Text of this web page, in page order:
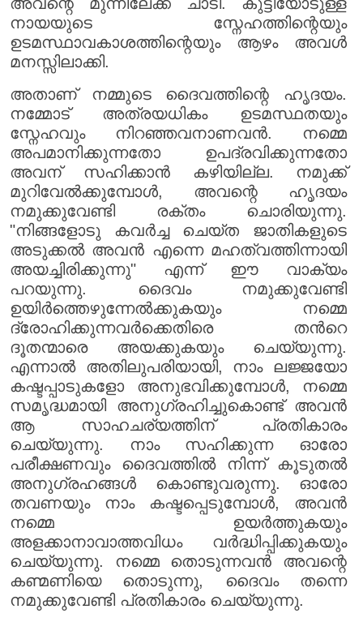
നായയുടെ സ്നേഹത്തിന്റെയും
ഉടമസ്ഥാവകാശത്തിന്റെയും ആഴം അവൾ
മനസ്സിലാക്കി.
അതാണ് നമ്മുടെ ദൈവത്തിന്റെ ഹൃദയം.
നമ്മോട് അത്രയധികം ഉടമസ്ഥതയും
സ്നേഹവും നിറഞ്ഞവനാണവൻ. നമ്മെ
അപമാനിക്കുന്നതോ ഉപദ്രവിക്കുന്നതോ
അവന് സഹിക്കാൻ കഴിയില്ല. നമുക്ക്
മുറിവേൽക്കുമ്പോൾ, അവന്റെ ഹൃദയം
നമുക്കുവേണ്ടി രക്തം ചൊരിയുന്നു.
"നിങ്ങളോടു കവർച്ച ചെയ്ത ജാതികളുടെ
അടുക്കൽ അവൻ എന്നെ മഹത്വത്തിന്നായി
അയച്ചിരിക്കുന്നു" എന്ന് ഈ വാക്യം
പറയുന്നു. ദൈവം നമുക്കുവേണ്ടി
ഉയിർത്തെഴുന്നേൽക്കുകയും നമ്മെ
ദ്രോഹിക്കുന്നവർക്കെതിരെ തൻറെ
ദൂതന്മാരെ അയക്കുകയും ചെയ്യുന്നു.
എന്നാൽ അതിലുപരിയായി, നാം ലജ്ജയോ
കഷ്ടപ്പാടുകളോ അനുഭവിക്കുമ്പോൾ, നമ്മെ
സമൃദ്ധമായി അനുഗ്രഹിച്ചുകൊണ്ട് അവൻ
ആ സാഹചര്യത്തിന് പ്രതികാരം
ചെയ്യുന്നു. നാം സഹിക്കുന്ന ഓരോ
പരീക്ഷണവും ദൈവത്തിൽ നിന്ന് കൂടുതൽ
അനുഗ്രഹങ്ങൾ കൊണ്ടുവരുന്നു. ഓരോ
തവണയും നാം കഷ്ടപ്പെടുമ്പോൾ, അവൻ
നമ്മെ ഉയർത്തുകയും
അളക്കാനാവാത്തവിധം വർദ്ധിപ്പിക്കുകയും
ചെയ്യുന്നു. നമ്മെ തൊടുന്നവൻ അവന്റെ
കണ്മണിയെ തൊടുന്നു, ദൈവം തന്നെ
നമുക്കുവേണ്ടി പ്രതികാരം ചെയ്യുന്നു.